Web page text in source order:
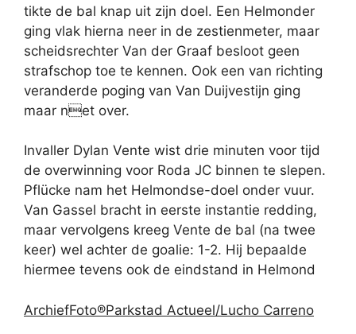
tikte de bal knap uit zijn doel. Een Helmonder
ging vlak hierna neer in de zestienmeter, maar
scheidsrechter Van der Graaf besloot geen
strafschop toe te kennen. Ook een van richting
veranderde poging van Van Duijvestijn ging
maar net over.
Invaller Dylan Vente wist drie minuten voor tijd
de overwinning voor Roda JC binnen te slepen.
Pflücke nam het Helmondse-doel onder vuur.
Van Gassel bracht in eerste instantie redding,
maar vervolgens kreeg Vente de bal (na twee
keer) wel achter de goalie: 1-2. Hij bepaalde
hiermee tevens ook de eindstand in Helmond
ArchiefFoto®Parkstad Actueel/Lucho Carreno